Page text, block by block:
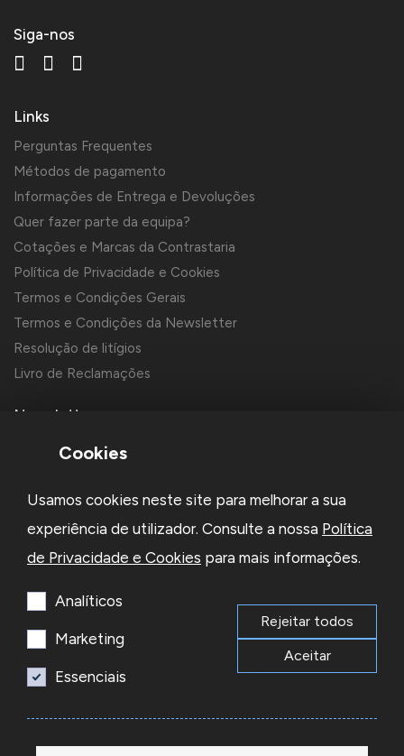
Siga-nos
Links
Perguntas Frequentes
Métodos de pagamento
Informações de Entrega e Devoluções
Quer fazer parte da equipa?
Cotações e Marcas da Contrastaria
Política de Privacidade e Cookies
Termos e Condições Gerais
Termos e Condições da Newsletter
Resolução de litígios
Livro de Reclamações
Newsletter
Li e aceito aPolítica de Privacidadee os Termos e Condições
Subscrever
© 2026 Reacel Todos os direitos reservados.
Cookies
Usamos cookies neste site para melhorar a sua
experiência de utilizador. Consulte a nossa Política
de Privacidade e Cookies para mais informações.
Analíticos
Marketing
Essenciais
Rejeitar todos
Aceitar